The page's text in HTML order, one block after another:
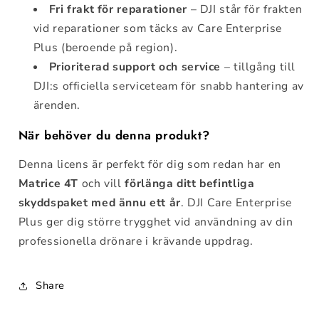
Fri frakt för reparationer – DJI står för frakten
vid reparationer som täcks av Care Enterprise
Plus (beroende på region).
Prioriterad support och service – tillgång till
DJI:s officiella serviceteam för snabb hantering av
ärenden.
När behöver du denna produkt?
Denna licens är perfekt för dig som redan har en
Matrice 4T och villförlänga ditt befintliga
skyddspaket med ännu ett år. DJI Care Enterprise
Plus ger dig större trygghet vid användning av din
professionella drönare i krävande uppdrag.
Share